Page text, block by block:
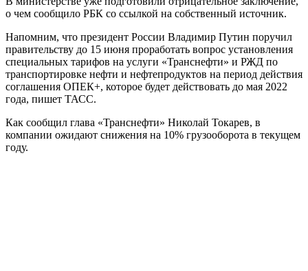
о чем сообщило РБК со ссылкой на собственный источник.
Напомним, что президент России Владимир Путин поручил
правительству до 15 июня проработать вопрос установления
специальных тарифов на услуги «Транснефти» и РЖД по
транспортировке нефти и нефтепродуктов на период действия
соглашения ОПЕК+, которое будет действовать до мая 2022
года, пишет ТАСС.
Как сообщил глава «Транснефти» Николай Токарев, в
компании ожидают снижения на 10% грузооборота в текущем
году.